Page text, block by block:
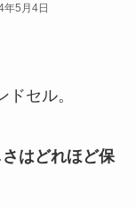
年5月4日
セル。
はどれほど保